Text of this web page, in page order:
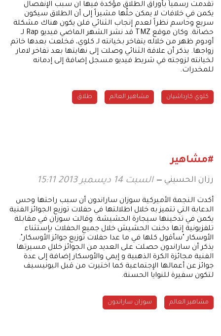
تقدمت رسمياً بأوراق الطلاق مؤكدة فيها ان سبب الإنفصال
يكمن في خلافات لا يمكن حلّها مشيراً إلى أن الطلاق سيكون
سريع وحاسم نظراً لعدم إنجاب الثنائي فلن يكون هناك مشكلة
حضانة. وكان موقع TMZ قد نشر الشهر الماضي فيديو Rap لـ
أودوم ظهر من خلاله يتفاخر بخيانته لـ كلوي، فخلعت بعدها خاتم
زواجها. يذكر أن علاقة الثنائي وصلت إلى نهايتها بعد تفاخر لامار
لخيانته لزوجته في شريط فيديو مسجل إضافة إلى إدمانه
للمخدرات.
كلوي كارداشيان مشاهير العالم طلاق
#مشاهير
رزان الحسيني السبت 14 ديسمبر 2013 15:11
أكدت النجمة الأميركية سوزان ساراندون أن سبب راحتها وحس
الدعابة التي تتميز به خلال اطلالتها في حفلات توزيع الجوائز الفنية
يكمن في تدخينها سيجارة الحشيشة. وقالت سوزان في مقابلة
تلفزيونية إتها دخنت الحشيش خلال جميع الحفلات بإستثناء
الأوسكار "سأقول كلها في ما عدا حفلات توزيع جوائز الأوسكار".
يذكر أن ساراندون حصلت على العديد من الجوائز خلال مسيرتها
الفنية مجائزة الكرة الذهبية و إيمي والأوسكار إضافة إلى عدة
جوائز عن أعمالها الإجتماعية كما اختيرت من قبل اليونيسيف
لتكون سفيرة للنوايا الحسنة.
مشاهير العالم سوزان ساراندون